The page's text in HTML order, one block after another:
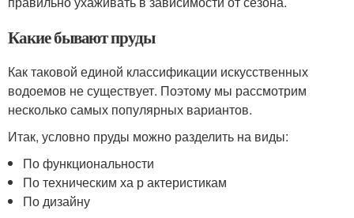
Какие бывают пруды
Как таковой единой классификации искусственных
водоемов не существует. Поэтому мы рассмотрим
несколько самых популярных вариантов.
Итак, условно пруды можно разделить на виды:
По функциональности
По техническим ха р актеристикам
По дизайну